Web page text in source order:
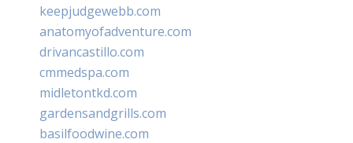
keepjudgewebb.com
anatomyofadventure.com
drivancastillo.com
cmmedspa.com
midletontkd.com
gardensandgrills.com
basilfoodwine.com